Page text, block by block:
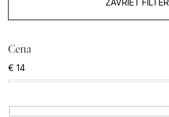
e
n
i
e
Cena
€ 14
e
b
u